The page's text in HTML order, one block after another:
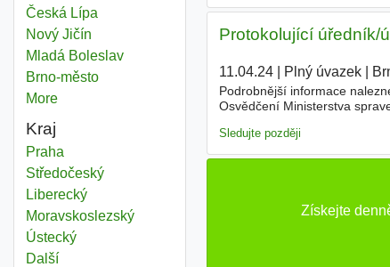
Pracovníci právní oblasti
Česká Lípa
Pracovníci právní oblasti
Nový Jičín
Pracovníci právní oblasti
Mladá BoleslavOkres
Pracovníci právní oblasti
Brno-městoOkres
Moredistricts
Kraj
Pracovníci právní oblasti
Praha
Pracovníci právní oblasti
StředočeskýKraj
Pracovníci právní oblasti
LibereckýKraj
Pracovníci právní oblasti
MoravskoslezskýKraj
Pracovníci právní oblasti
ÚsteckýKraj
Dalšíkraj
Protokolující úředník/
11.04.24| Plný úvazek|
Podrobnější informace
Osvědčení Ministerstva
Sledujte později
Získejte